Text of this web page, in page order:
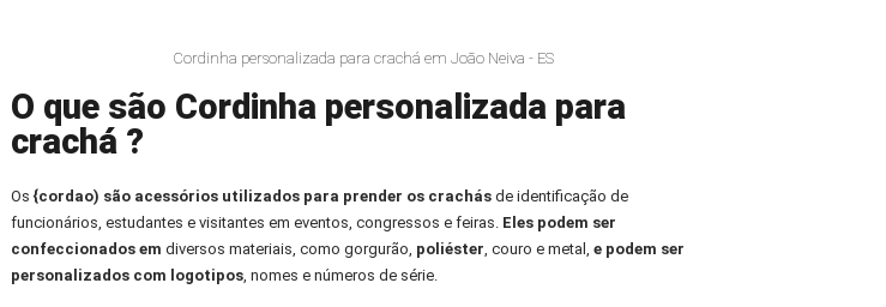
Cordinha personalizada para crachá em João Neiva - ES
O que são Cordinha personalizada para
crachá ?
Os {cordao) são acessórios utilizados para prender os crachásde identificação de
funcionários, estudantes e visitantes em eventos, congressos e feiras. Eles podem ser
confeccionados em diversos materiais, como gorgurão, poliéster, couro e metal, e podem ser
personalizados com logotipos, nomes e números de série.